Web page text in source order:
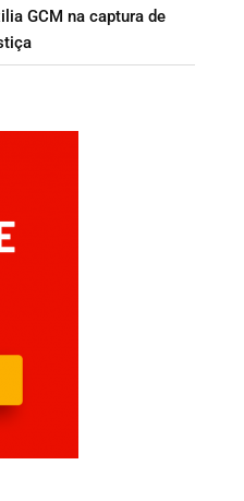
GCM na captura de